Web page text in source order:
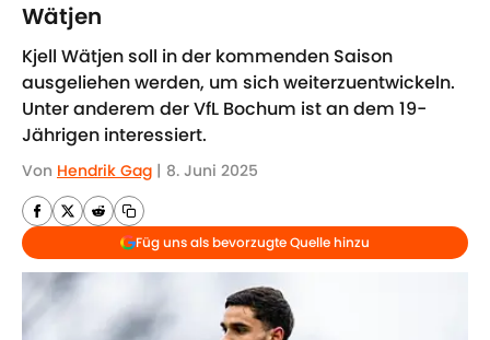
Wätjen
Kjell Wätjen soll in der kommenden Saison
ausgeliehen werden, um sich weiterzuentwickeln.
Unter anderem der VfL Bochum ist an dem 19-
Jährigen interessiert.
Von Hendrik Gag | 8. Juni 2025
Füg uns als bevorzugte Quelle hinzu